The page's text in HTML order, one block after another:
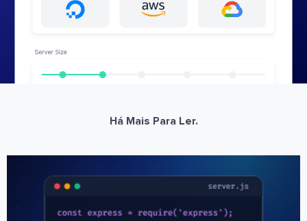
Há Mais Para Ler.